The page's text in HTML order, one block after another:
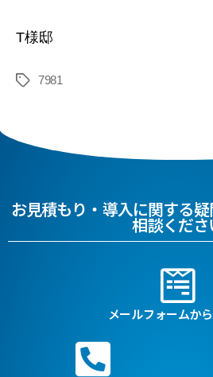
T様邸
7981
お見積もり・導入に関する
相談くださ
メールフォームか